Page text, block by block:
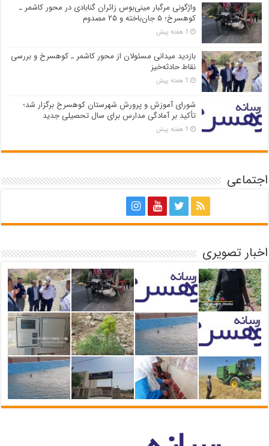
واژگونی مرگبار مینی‌بوس زائران گنابادی در محور کاشمر ـ
کوهسرخ؛ ۵ جان‌باخته و ۲۵ مصدوم
1 هفته پیش
بازدید میدانی مسئولان از محور کاشمر ـ کوهسرخ و بررسی
نقاط حادثه‌خیز
1 هفته پیش
شورای آموزش و پرورش شهرستان کوهسرخ برگزار شد؛
تأکید بر آمادگی مدارس برای سال تحصیلی جدید
1 هفته پیش
اجتماعی
اخبار تصویری